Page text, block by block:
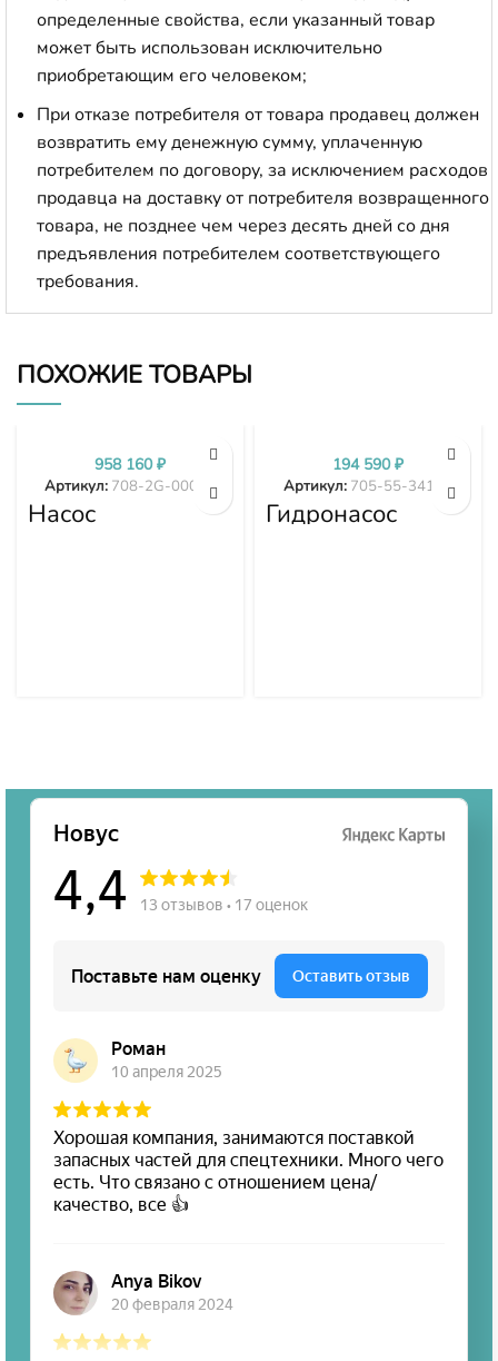
определенные свойства, если указанный товар
может быть использован исключительно
приобретающим его человеком;
При отказе потребителя от товара продавец должен
возвратить ему денежную сумму, уплаченную
потребителем по договору, за исключением расходов
продавца на доставку от потребителя возвращенного
товара, не позднее чем через десять дней со дня
предъявления потребителем соответствующего
требования.
ПОХОЖИЕ ТОВАРЫ
Насос
гидравлики
Артикул: 708-2G-00024
958 160₽
Гидронасос
Komatsu WA380-
Артикул: 705-55-34190
194 590₽